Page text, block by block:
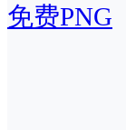
免费PNG